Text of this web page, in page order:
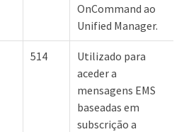
OnCommand ao
Unified Manager.
514
Utilizado para
aceder a
mensagens EMS
baseadas em
subscrição a